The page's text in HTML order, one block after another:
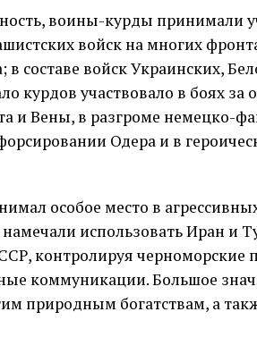
воины-курды принимали
войск на многих
войск Украинских,
курдов участвовало в боях за
и Вены, в разгроме немецко-
Одера и в
особое место в
использовать Иран и
контролируя черноморские
коммуникации. Большое
природным богатствам, а